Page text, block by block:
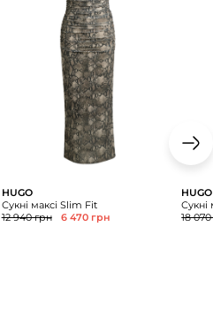
HUGO
Сукні максі Slim Fit
12 940 грн
6 470 грн
HUGO
Сукні
18